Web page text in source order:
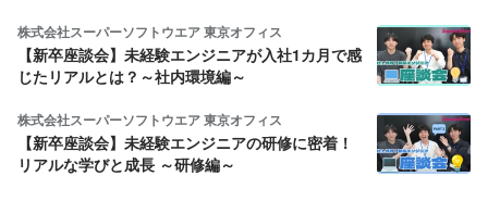
株式会社スーパーソフトウエア 東京オフィス
【新卒座談会】未経験エンジニアが入社1カ月で感
じたリアルとは？～社内環境編～
株式会社スーパーソフトウエア 東京オフィス
【新卒座談会】未経験エンジニアの研修に密着！
リアルな学びと成長 ～研修編～